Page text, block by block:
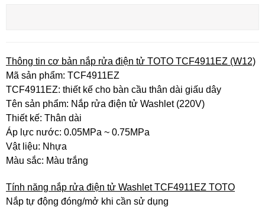
Thông tin cơ bản nắp rửa điện tử TOTO TCF4911EZ (W12)
Mã sản phẩm: TCF4911EZ
TCF4911EZ: thiết kế cho bàn cầu thân dài giấu dây
Tên sản phẩm: Nắp rửa điện tử Washlet (220V)
Thiết kế: Thân dài
Áp lực nước: 0.05MPa ~ 0.75MPa
Vật liệu: Nhựa
Màu sắc: Màu trắng
Tính năng nắp rửa điện tử Washlet TCF4911EZ TOTO
Nắp tự động đóng/mở khi cần sử dụng